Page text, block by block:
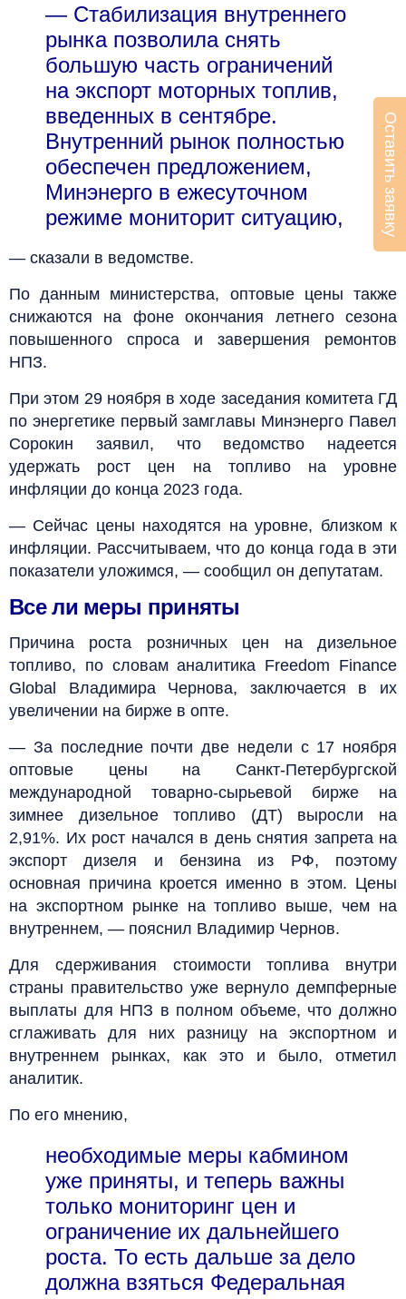
— Стабилизация внутреннего
рынка позволила снять
большую часть ограничений
на экспорт моторных топлив,
введенных в сентябре.
Внутренний рынок полностью
обеспечен предложением,
Минэнерго в ежесуточном
режиме мониторит ситуацию,
— сказали в ведомстве.
По данным министерства, оптовые цены также
снижаются на фоне окончания летнего сезона
повышенного спроса и завершения ремонтов
НПЗ.
При этом 29 ноября в ходе заседания комитета ГД
по энергетике первый замглавы Минэнерго Павел
Сорокин заявил, что ведомство надеется
удержать рост цен на топливо на уровне
инфляции до конца 2023 года.
— Сейчас цены находятся на уровне, близком к
инфляции. Рассчитываем, что до конца года в эти
показатели уложимся, — сообщил он депутатам.
Все ли меры приняты
Причина роста розничных цен на дизельное
топливо, по словам аналитика Freedom Finance
Global Владимира Чернова, заключается в их
увеличении на бирже в опте.
— За последние почти две недели с 17 ноября
оптовые цены на Санкт-Петербургской
международной товарно-сырьевой бирже на
зимнее дизельное топливо (ДТ) выросли на
2,91%. Их рост начался в день снятия запрета на
экспорт дизеля и бензина из РФ, поэтому
основная причина кроется именно в этом. Цены
на экспортном рынке на топливо выше, чем на
внутреннем, — пояснил Владимир Чернов.
Для сдерживания стоимости топлива внутри
страны правительство уже вернуло демпферные
выплаты для НПЗ в полном объеме, что должно
сглаживать для них разницу на экспортном и
внутреннем рынках, как это и было, отметил
аналитик.
По его мнению,
необходимые меры кабмином
уже приняты, и теперь важны
только мониторинг цен и
ограничение их дальнейшего
роста. То есть дальше за дело
должна взяться Федеральная
Оставить заявку